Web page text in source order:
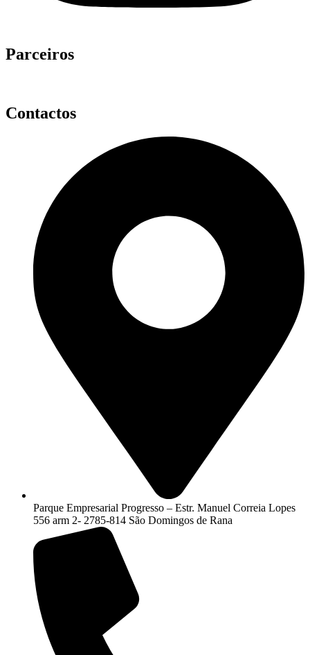
Parceiros
Contactos
Parque Empresarial Progresso – Estr. Manuel Correia Lopes
556 arm 2- 2785-814 São Domingos de Rana